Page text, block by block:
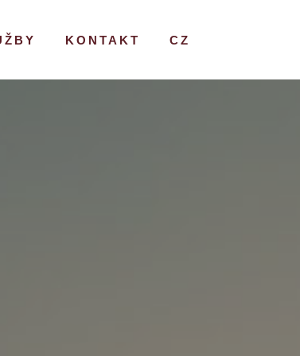
KONTAKT CZ